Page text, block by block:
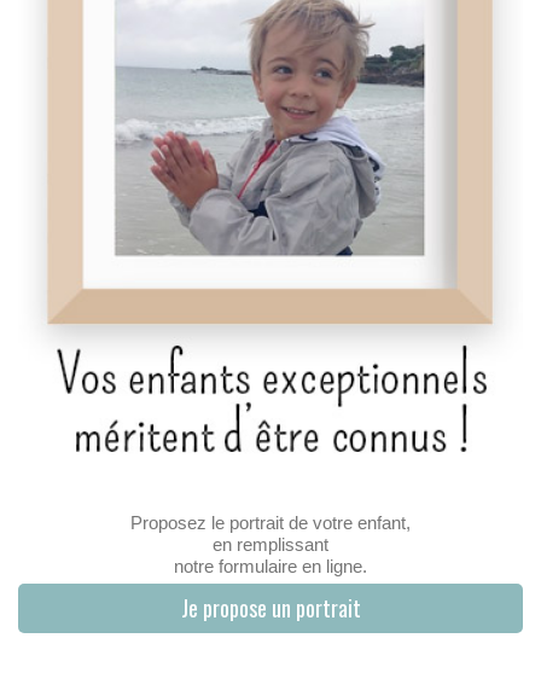
Proposez le portrait de votre enfant,
en remplissant
notre formulaire en ligne.
Je propose un portrait